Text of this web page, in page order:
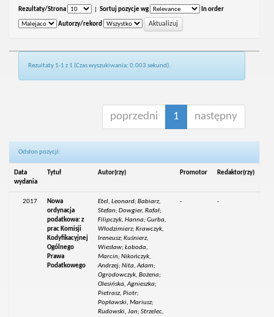
Rezultaty/Strona Sortuj pozycje wg In order
Autorzy/rekord
Rezultaty 1-1 z 1 (Czas wyszukiwania: 0.003 sekund).
poprzedni 1 następny
Odsłon pozycji:
Data
wydania
Tytuł Autor(rzy) Promotor Redaktor(rzy)
2017
Nowa
ordynacja
podatkowa: z
prac Komisji
Kodyfikacyjnej
Ogólnego
Prawa
Podatkowego
Etel, Leonard; Babiarz,
Stefan; Dowgier, Rafał;
Filipczyk, Hanna; Gurba,
Włodzimierz; Krawczyk,
Ireneusz; Kuśnierz,
Wiesław; Łoboda,
Marcin; Nikończyk,
Andrzej; Nita, Adam;
Ogrodowczyk, Bożena;
Olesińska, Agnieszka;
Pietrasz, Piotr;
Popławski, Mariusz;
Rudowski, Jan; Strzelec,
- -